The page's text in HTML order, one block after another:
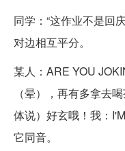
同学：“这作业不是回
对边相互平分。
某人：ARE YOU
（晕），再有多拿去
体说）好玄哦！我：
它同音。